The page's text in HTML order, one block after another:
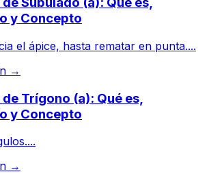
y Concepto
el ápice, hasta rematar en punta....
→
Trígono (a): Qué es,
y Concepto
→